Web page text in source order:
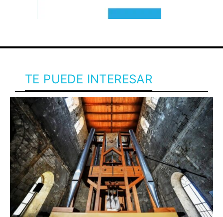
TE PUEDE INTERESAR